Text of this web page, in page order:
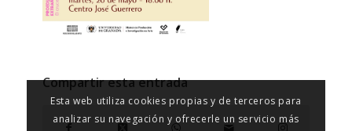
Compartir esta entrada
Esta web utiliza cookies propias y de terceros para
analizar su navegación y ofrecerle un servicio más